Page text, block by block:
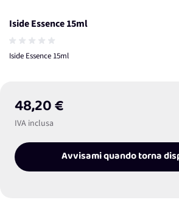
Iside Essence 15ml
Iside Essence 15ml
48,20 €
IVA inclusa
Avvisami quando torna